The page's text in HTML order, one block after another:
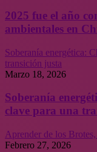
2025 fue el año
ambientales en
Soberanía energética:
transición justa
Marzo 18, 2026
Soberanía
clave para una
Aprender de los
Febrero 27, 2026